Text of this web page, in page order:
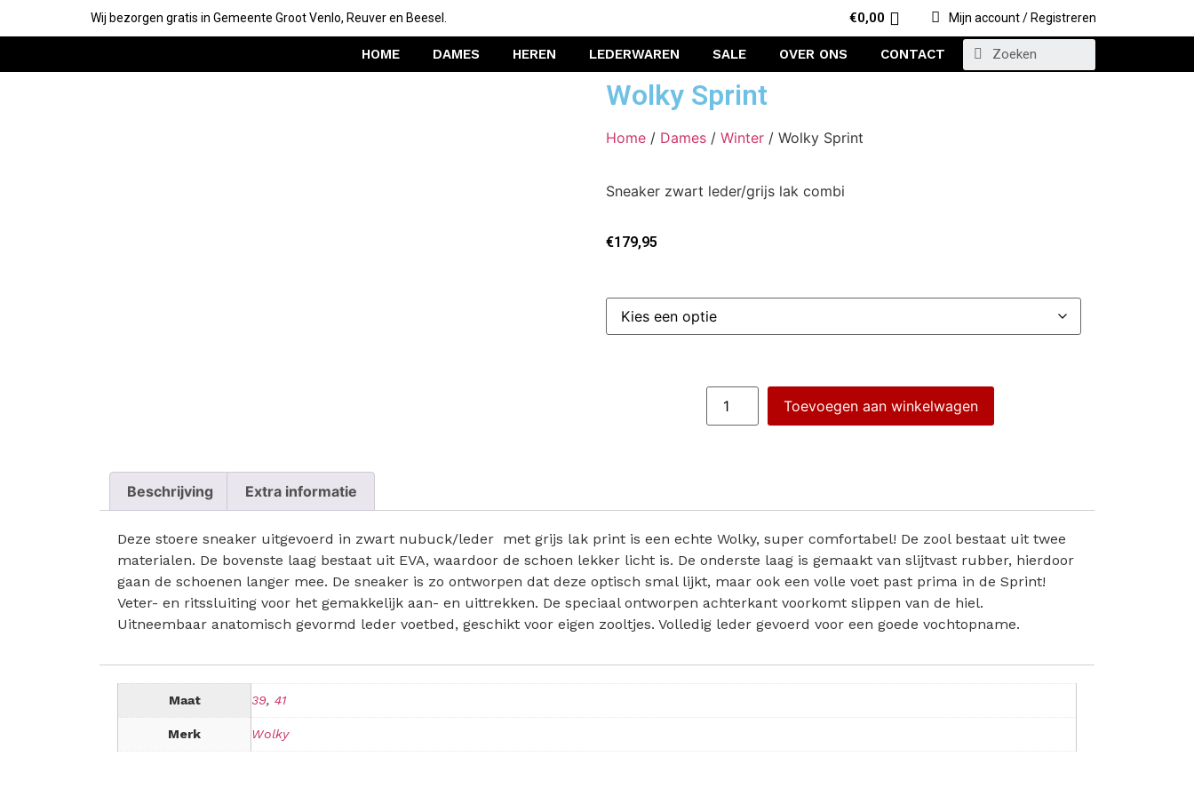
Wij bezorgen gratis in Gemeente Groot Venlo, Reuver en Beesel. €0,00 Mijn account / Registreren
HOME DAMES HEREN LEDERWAREN SALE OVER ONS CONTACT
Wolky Sprint
Home / Dames / Winter / Wolky Sprint
Sneaker zwart leder/grijs lak combi
€179,95
Toevoegen aan winkelwagen
Beschrijving Extra informatie
Deze stoere sneaker uitgevoerd in zwart nubuck/leder met grijs lak print is een echte Wolky, super comfortabel! De zool bestaat uit twee
materialen. De bovenste laag bestaat uit EVA, waardoor de schoen lekker licht is. De onderste laag is gemaakt van slijtvast rubber, hierdoor
gaan de schoenen langer mee. De sneaker is zo ontworpen dat deze optisch smal lijkt, maar ook een volle voet past prima in de Sprint!
Veter- en ritssluiting voor het gemakkelijk aan- en uittrekken. De speciaal ontworpen achterkant voorkomt slippen van de hiel.
Uitneembaar anatomisch gevormd leder voetbed, geschikt voor eigen zooltjes. Volledig leder gevoerd voor een goede vochtopname.
Maat 39, 41
Merk Wolky